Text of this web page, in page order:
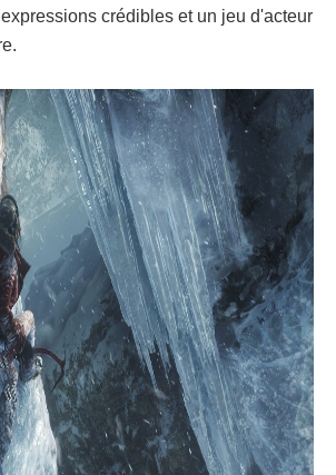
crédibles et un jeu d'acteur